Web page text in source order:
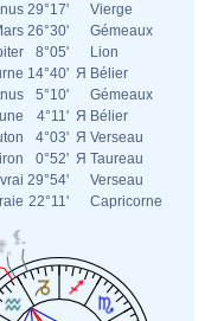
29°17'
Vierge
26°30'
Gémeaux
8°05'
Lion
14°40' Я Bélier
5°10'
Gémeaux
4°11' Я Bélier
4°03' Я Verseau
0°52' Я Taureau
29°54'
Verseau
22°11' Capricorne